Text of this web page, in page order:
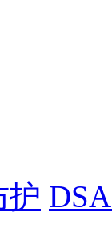
护